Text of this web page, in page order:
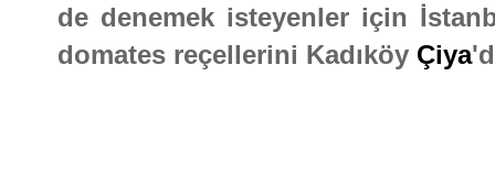
de denemek isteyenler için
domates reçellerini Kadıköy Çiya